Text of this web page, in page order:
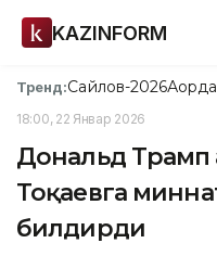
KAZINFORM
Тренд:Сайлов-2026Ақорда
18:00, 22 Январ 2026
Дональд Трамп
Тоқаевга
билдирди